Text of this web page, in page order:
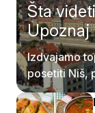
Šta
Upoznaj
Izdvajamo
posetiti Niš,